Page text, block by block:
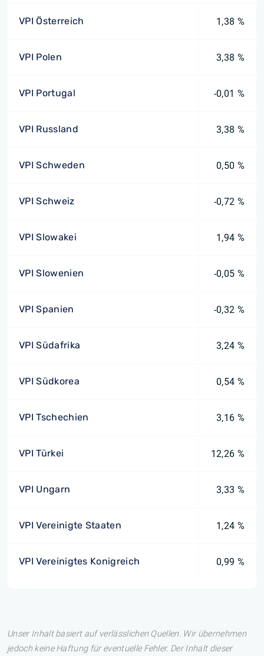
VPI Österreich 1,38 %
VPI Polen 3,38 %
VPI Portugal -0,01 %
VPI Russland 3,38 %
VPI Schweden 0,50 %
VPI Schweiz -0,72 %
VPI Slowakei 1,94 %
VPI Slowenien -0,05 %
VPI Spanien -0,32 %
VPI Südafrika 3,24 %
VPI Südkorea 0,54 %
VPI Tschechien 3,16 %
VPI Türkei 12,26 %
VPI Ungarn 3,33 %
VPI Vereinigte Staaten 1,24 %
VPI Vereinigtes Konigreich 0,99 %
Unser Inhalt basiert auf verlässlichen Quellen. Wir übernehmen
jedoch keine Haftung für eventuelle Fehler. Der Inhalt dieser